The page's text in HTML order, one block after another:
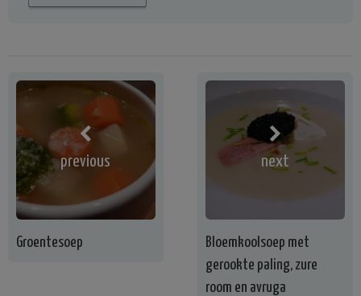
previous
Groentesoep
next
Bloemkoolsoep met
gerookte paling, zure
room en avruga